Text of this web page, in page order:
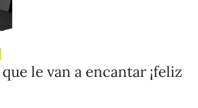
le van a encantar ¡feliz